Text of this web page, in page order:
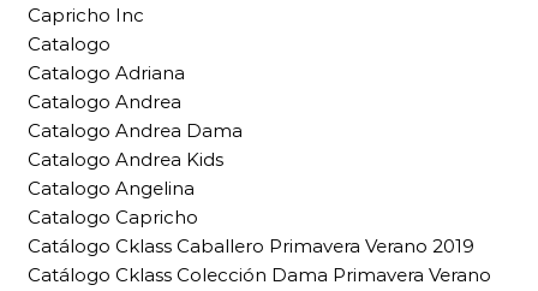
Capricho Inc
Catalogo
Catalogo Adriana
Catalogo Andrea
Catalogo Andrea Dama
Catalogo Andrea Kids
Catalogo Angelina
Catalogo Capricho
Catálogo Cklass Caballero Primavera Verano 2019
Catálogo Cklass Colección Dama Primavera Verano